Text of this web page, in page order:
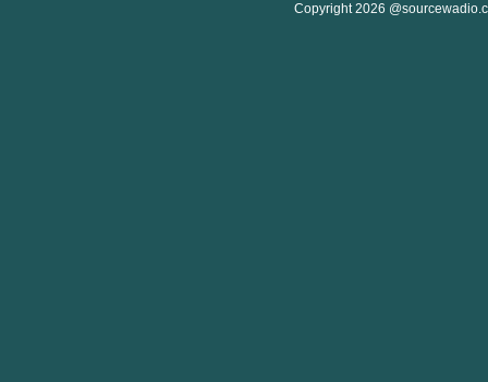
Copyright 2026